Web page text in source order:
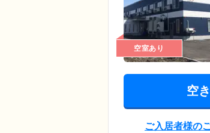
空室あり
空
ご入居者様の